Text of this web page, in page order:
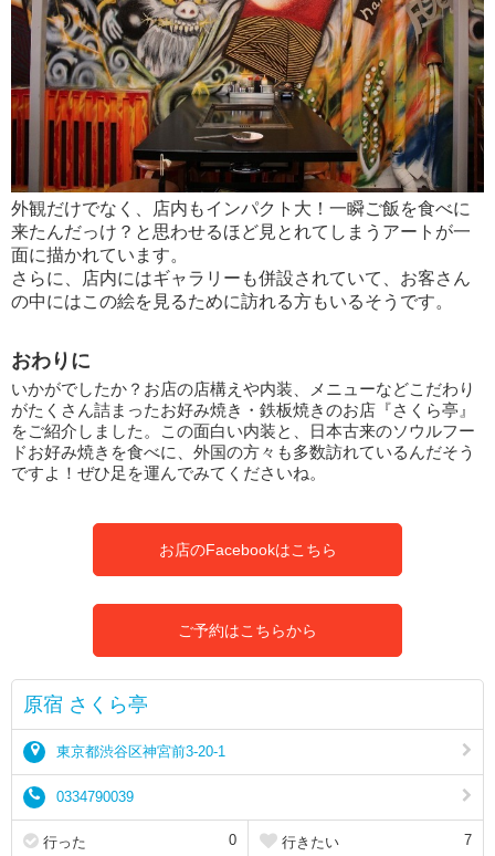
外観だけでなく、店内もインパクト大！一瞬ご飯を食べに
来たんだっけ？と思わせるほど見とれてしまうアートが一
面に描かれています。
さらに、店内にはギャラリーも併設されていて、お客さん
の中にはこの絵を見るために訪れる方もいるそうです。
おわりに
いかがでしたか？お店の店構えや内装、メニューなどこだわり
がたくさん詰まったお好み焼き・鉄板焼きのお店『さくら亭』
をご紹介しました。この面白い内装と、日本古来のソウルフー
ドお好み焼きを食べに、外国の方々も多数訪れているんだそう
ですよ！ぜひ足を運んでみてくださいね。
お店のFacebookはこちら
ご予約はこちらから
原宿 さくら亭
東京都渋谷区神宮前3-20-1
0334790039
行った 0 行きたい 7